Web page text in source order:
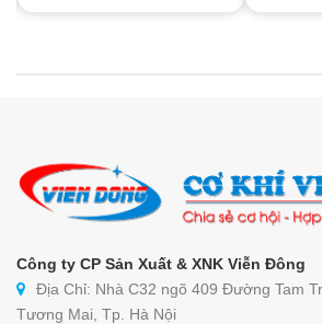
Công ty CP Sản Xuất & XNK Viễn Đông
Địa Chỉ: Nhà C32 ngõ 409 Đường Tam
Tương Mai, Tp. Hà Nội